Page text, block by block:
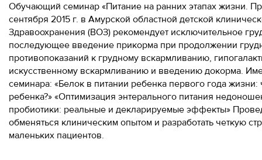
Обучающий семинар «Питание на ранних этапах жизни.
сентября 2015 г. в Амурской областной детской
Здравоохранения (ВОЗ) рекомендует исключительное
последующее введение прикорма при продолжении
противопоказаний к грудному вскармливанию,
искусственному вскармливанию и введению докорма.
семинара: «Белок в питании ребенка первого года
ребенка?» «Оптимизация энтерального питания
пробиотики: реальные и декларируемые эффекты»
обменяться клиническим опытом и разработать четкую
маленьких пациентов.